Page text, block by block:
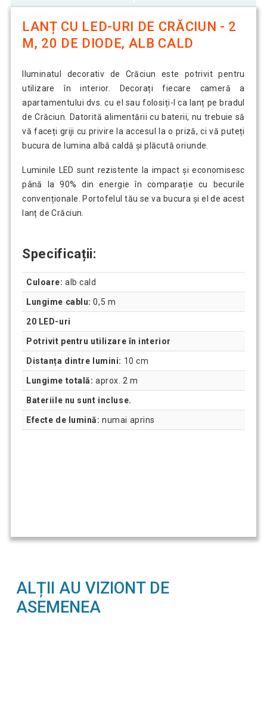
LANȚ CU LED-URI DE CRĂCIUN - 2
M, 20 DE DIODE, ALB CALD
Iluminatul decorativ de Crăciun este potrivit pentru
utilizare în interior. Decorați fiecare cameră a
apartamentului dvs. cu el sau folosiți-l ca lanț pe bradul
de Crăciun. Datorită alimentării cu baterii, nu trebuie să
vă faceți griji cu privire la accesul la o priză, ci vă puteți
bucura de lumina albă caldă și plăcută oriunde.
Luminile LED sunt rezistente la impact și economisesc
până la 90% din energie în comparație cu becurile
convenționale. Portofelul tău se va bucura și el de acest
lanț de Crăciun.
Specificații:
Culoare: alb cald
Lungime cablu: 0,5 m
20 LED-uri
Potrivit pentru utilizare în interior
Distanța dintre lumini: 10 cm
Lungime totală: aprox. 2 m
Bateriile nu sunt incluse.
Efecte de lumină: numai aprins
ALȚII AU VIZIONT DE
ASEMENEA